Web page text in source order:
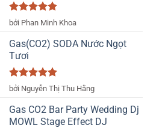
Được xếp
sao
bởi Phan Minh Khoa
Gas(CO2) SODA Nước Ngọt
Tươi
Được xếp
hạng 5
sao
bởi Nguyễn Thị Thu Hằng
Gas CO2 Bar Party Wedding Dj
MOWL Stage Effect DJ